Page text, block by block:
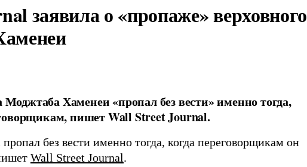
заявила о «пропаже» верховного
Хаменеи «пропал без вести» именно тогда,
пишет Wall Street Journal.
без вести именно тогда, когда переговорщикам он
Wall Street Journal.